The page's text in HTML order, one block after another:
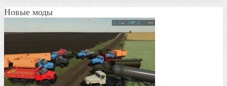
Новые моды